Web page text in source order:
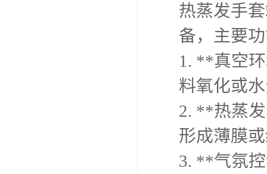
热蒸发手
备，主要
1. **真空
料氧化或
2. **热蒸
形成薄膜
3. **气氛